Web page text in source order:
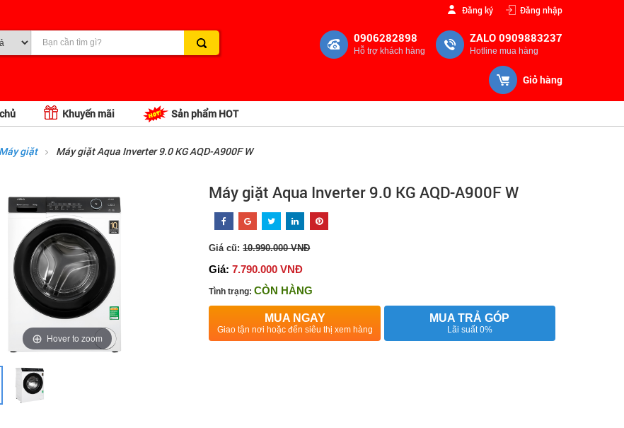
Đăng ký Đăng nhập
ZALO 0909883237
Hotline mua hàng
0906282898
Hỗ trợ khách hàng
Giỏ hàng
Khuyến mãi Sản phẩm HOT
Máy giặt Máy giặt Aqua Inverter 9.0 KG AQD-A900F W
Hover to zoom
Máy giặt Aqua Inverter 9.0 KG AQD-A900F W
Giá cũ: 10.990.000 VNĐ
Giá: 7.790.000 VNĐ
Tình trạng: CÒN HÀNG
MUA NGAY
Giao tận nơi hoặc đến siêu thị xem hàng
MUA TRẢ GÓP
Lãi suất 0%